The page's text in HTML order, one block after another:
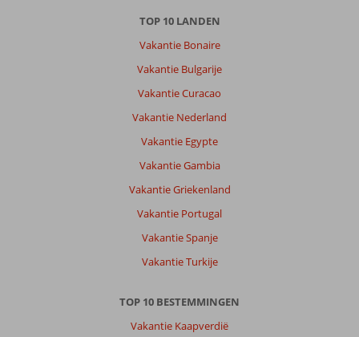
TOP 10 LANDEN
Vakantie Bonaire
Vakantie Bulgarije
Vakantie Curacao
Vakantie Nederland
Vakantie Egypte
Vakantie Gambia
Vakantie Griekenland
Vakantie Portugal
Vakantie Spanje
Vakantie Turkije
TOP 10 BESTEMMINGEN
Vakantie Kaapverdië